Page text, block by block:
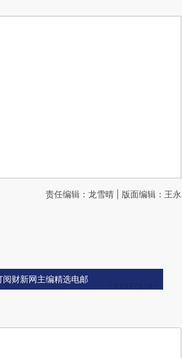
责任编辑：龙雪晴 | 版面编辑：王永
阅财新网主编精选电邮